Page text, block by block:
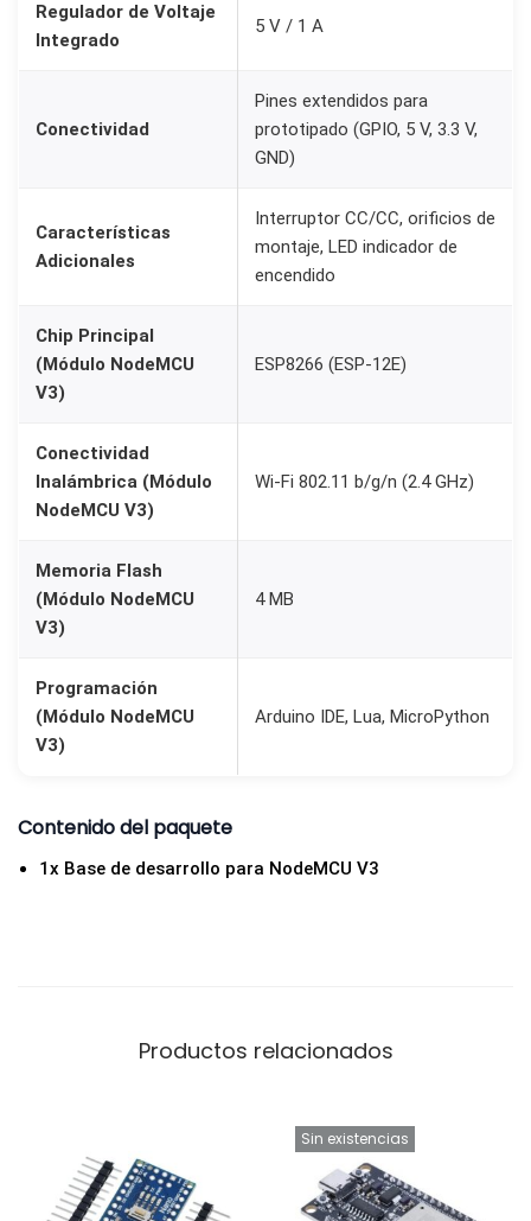
0
c
n
e
o
C
c
a
a
d
Regulador de Voltaje
Integrado
5 V / 1 A
Conectividad
Pines extendidos para
prototipado (GPIO, 5 V, 3.3 V,
GND)
Características
Adicionales
Interruptor CC/CC, orificios de
montaje, LED indicador de
encendido
Chip Principal
(Módulo NodeMCU
V3)
ESP8266 (ESP-12E)
Conectividad
Inalámbrica (Módulo
NodeMCU V3)
Wi-Fi 802.11 b/g/n (2.4 GHz)
Memoria Flash
(Módulo NodeMCU
V3)
4 MB
Programación
(Módulo NodeMCU
V3)
Arduino IDE, Lua, MicroPython
Contenido del paquete
1x Base de desarrollo para NodeMCU V3
Productos relacionados
Sin existencias